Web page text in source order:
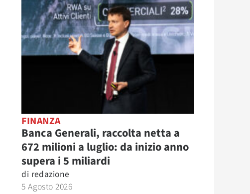
FINANZA
Banca Generali, raccolta netta a
672 milioni a luglio: da inizio anno
supera i 5 miliardi
di redazione
5 Agosto 2026